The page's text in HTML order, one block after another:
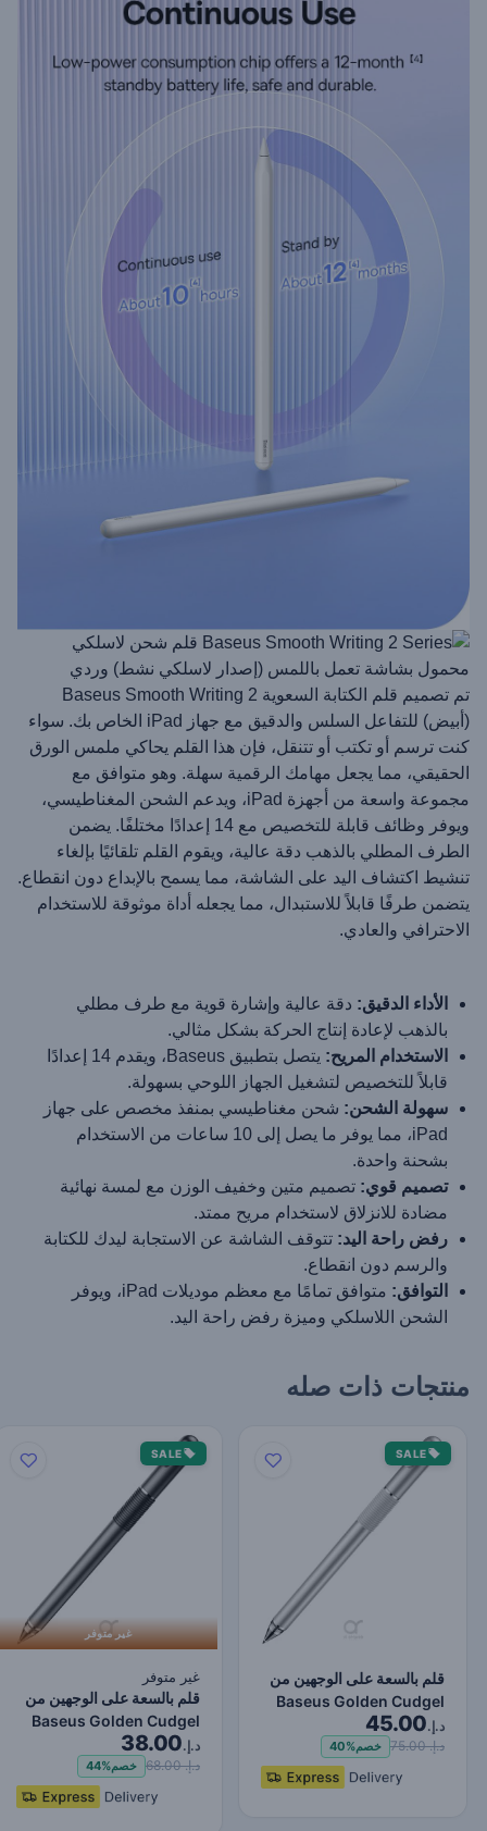
تم تصميم قلم الكتابة السعوية Baseus Smooth Writing 2
(أبيض) للتفاعل السلس والدقيق مع جهاز iPad الخاص بك. سواء
كنت ترسم أو تكتب أو تتنقل، فإن هذا القلم يحاكي ملمس الورق
الحقيقي، مما يجعل مهامك الرقمية سهلة. وهو متوافق مع
مجموعة واسعة من أجهزة iPad، ويدعم الشحن المغناطيسي،
ويوفر وظائف قابلة للتخصيص مع 14 إعدادًا مختلفًا. يضمن
الطرف المطلي بالذهب دقة عالية، ويقوم القلم تلقائيًا بإلغاء
تنشيط اكتشاف اليد على الشاشة، مما يسمح بالإبداع دون انقطاع.
يتضمن طرفًا قابلاً للاستبدال، مما يجعله أداة موثوقة للاستخدام
الاحترافي والعادي.
الأداء الدقيق: دقة عالية وإشارة قوية مع طرف مطلي
بالذهب لإعادة إنتاج الحركة بشكل مثالي.
الاستخدام المريح:
يتصل بتطبيق Baseus، ويقدم 14 إعدادًا
قابلاً للتخصيص لتشغيل الجهاز اللوحي بسهولة.
سهولة الشحن: شحن مغناطيسي بمنفذ مخصص على جهاز
iPad، مما يوفر ما يصل إلى 10 ساعات من الاستخدام
بشحنة واحدة.
تصميم قوي: تصميم متين وخفيف الوزن مع لمسة نهائية
مضادة للانزلاق لاستخدام مريح ممتد.
رفض راحة اليد: تتوقف الشاشة عن الاستجابة ليدك للكتابة
والرسم دون انقطاع.
التوافق:
متوافق تمامًا مع معظم موديلات iPad، ويوفر
الشحن اللاسلكي وميزة رفض راحة اليد.
منتجات ذات صله
SALE
قلم بالسعة على الوجهين من
Baseus Golden Cudgel
مع قرص دقيق وقلم…
د.إ.45.00
د.إ. 75.00 خصم40%
SALE
غير متوفر
غير متوفر
قلم بالسعة على الوجهين من
Baseus Golden Cudgel
مع قرص دقيق وقلم…
د.إ.38.00
د.إ. 68.00 خصم44%